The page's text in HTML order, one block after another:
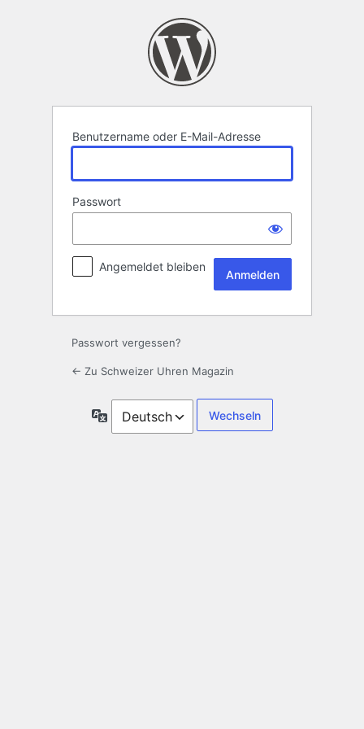
Benutzername oder E-Mail-Adresse
Passwort
Angemeldet bleiben
Passwort vergessen?
← Zu Schweizer Uhren Magazin
Sprache